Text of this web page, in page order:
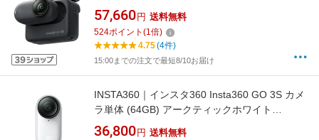
ク CINSAATAGO3S13
57,660 円 送料無料
524ポイント (1倍)
4.75(4件)
15:00までの注文で最短8/10お届け
INSTA360｜インスタ360 Insta360 GO 3S カメ
ラ単体 (64GB) アークティックホワイト
CINSAATA_GO3S01
36,800 円 送料無料